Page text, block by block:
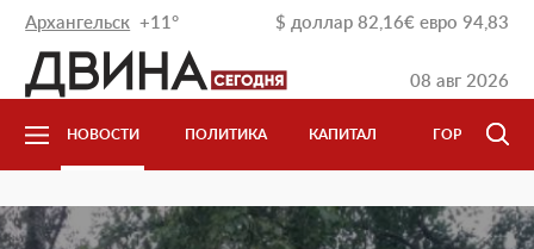
08 авг 2026
$ доллар 82,16€ евро 94,83
Архангельск +11°
НОВОСТИ ПОЛИТИКА КАПИТАЛ ГОРОД